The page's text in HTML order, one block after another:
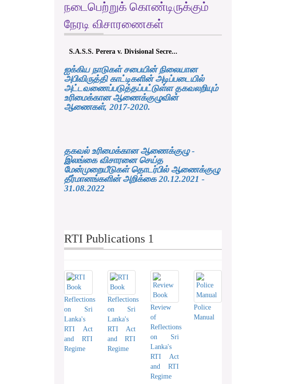
நடைபெற்றுக் கொண்டிருக்கும்
நேரடி விசாரணைகள்
S.A.S.S. Perera v. Divisional Secre...
ஐக்கிய நாடுகள் சபையின் நிலையான
அபிவிருத்தி காட்டிகளின் அடிப்படையில்
அட்டவணைப்படுத்தப்பட்டுள்ள தகவலறியும்
உரிமைக்கான ஆணைக்குழுவின்
ஆணைகள், 2017-2020.
தகவல் உரிமைக்கான ஆணைக்குழு -
இலங்கை விசாரனை செய்த
மேன்முறையீடுகள் தொடர்பில் ஆணைக்குழு
தீர்மானங்களின் அறிக்கை 20.12.2021 -
31.08.2022
RTI Publications 1
Reflections
on Sri
Lanka's
RTI Act
and RTI
Regime
Reflections
on Sri
Lanka's
RTI Act
and RTI
Regime
Review
of
Reflections
on Sri
Lanka's
RTI Act
and RTI
Regime
Police
Manual